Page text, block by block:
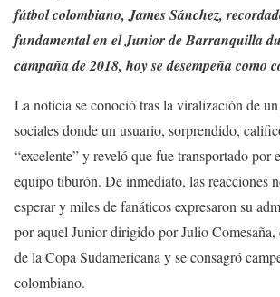
fútbol colombiano, James Sánchez,
fundamental en el Junior de Barranquilla
campaña de 2018, hoy se desempeña como
La noticia se conoció tras la viralización de
sociales donde un usuario, sorprendido,
“excelente” y reveló que fue transportado por
equipo tiburón. De inmediato, las reacciones
esperar y miles de fanáticos expresaron su
por aquel Junior dirigido por Julio
de la Copa Sudamericana y se consagró
colombiano.